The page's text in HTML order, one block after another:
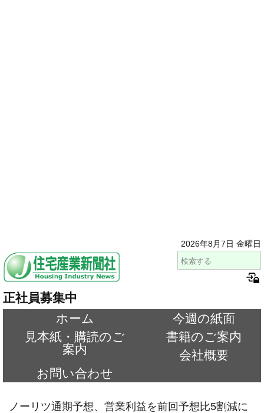
2026年8月7日 金曜日
正社員募集中
ホーム
今週の紙面
見本紙・購読のご
案内
書籍のご案内
会社概要
お問い合わせ
ノーリツ通期予想、営業利益を前回予想比5割減に